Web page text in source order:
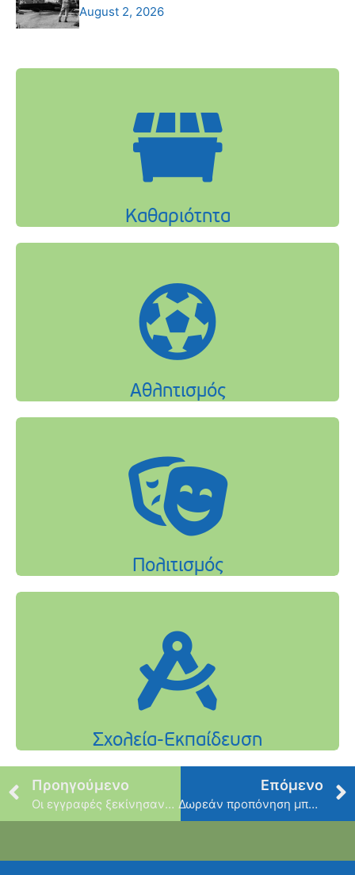
August 2, 2026
Προηγούμενο
Οι εγγραφές ξεκίνησαν στο ΕΠΑΛ Χαλανδρίου
Επόμενο
Δωρεάν προπόνηση μπάσκετ από την Α.Ε.Ψ.